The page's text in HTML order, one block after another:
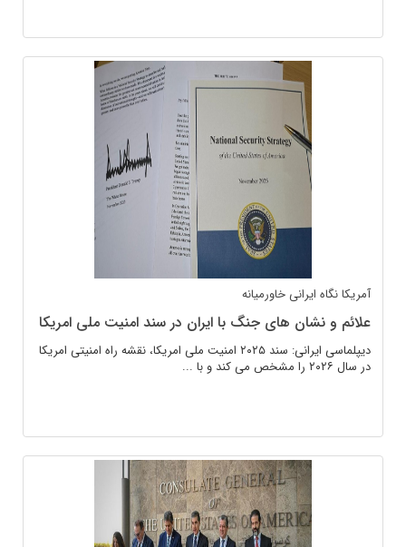
آمریکانگاه ایرانی خاورمیانه
علائم و نشان های جنگ با ایران در سند امنیت ملی امریکا
دیپلماسی ایرانی: سند ۲۰۲۵ امنیت ملی امریکا، نقشه راه امنیتی امریکا
در سال ۲۰۲۶ را مشخص می کند و با ...